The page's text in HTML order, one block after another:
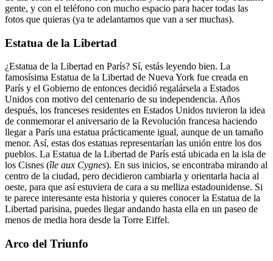
gente, y con el teléfono con mucho espacio para hacer todas las
fotos que quieras (ya te adelantamos que van a ser muchas).
Estatua de la Libertad
¿Estatua de la Libertad en París? Sí, estás leyendo bien. La
famosísima Estatua de la Libertad de Nueva York fue creada en
París y el Gobierno de entonces decidió regalársela a Estados
Unidos con motivo del centenario de su independencia. Años
después, los franceses residentes en Estados Unidos tuvieron la idea
de conmemorar el aniversario de la Revolución francesa haciendo
llegar a París una estatua prácticamente igual, aunque de un tamaño
menor. Así, estas dos estatuas representarían las unión entre los dos
pueblos. La Estatua de la Libertad de París está ubicada en la isla de
los Cisnes (île aux Cygnes). En sus inicios, se encontraba mirando al
centro de la ciudad, pero decidieron cambiarla y orientarla hacia al
oeste, para que así estuviera de cara a su melliza estadounidense. Si
te parece interesante esta historia y quieres conocer la Estatua de la
Libertad parisina, puedes llegar andando hasta ella en un paseo de
menos de media hora desde la Torre Eiffel.
Arco del Triunfo